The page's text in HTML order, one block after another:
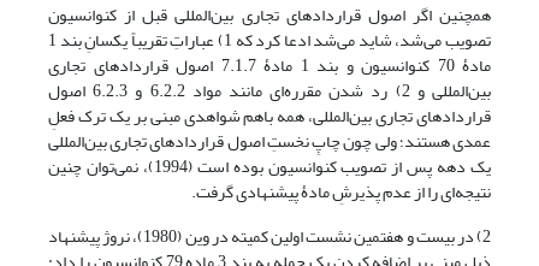
همچنین اگر اصول قراردادهای تجاری بین‌المللی قبل از کنوانسیون
تصویب می‌شد، شاید می‌شد ادعا کرد که 1) عباراتِ تقریباً یکسانِ بند 1
مادۀ 70 کنوانسیون و بند 1 مادۀ 7.1.7 اصول قراردادهای تجاری
بین‌المللی و 2) رد شدن مقرره‌ای مانند مواد 6.2.2 و 6.2.3 اصول
قراردادهای تجاری بین‌المللی، همه باهم شواهدی مبنی بر یک ترک فعلِ
عمدی هستند؛ ولی چون چاپِ نخستِ اصول قراردادهای تجاری بین‌المللی
یک دهه پس از تصویب کنوانسیون بوده است (1994)، نمی‌توان چنین
نتیجه‌ای را از عدم پذیرشِ مادۀ پیشنهادی گرفت.
2) در بیست و هفتمین نشست اولین کمیته در وین (1980)، نروژ پیشنهاد